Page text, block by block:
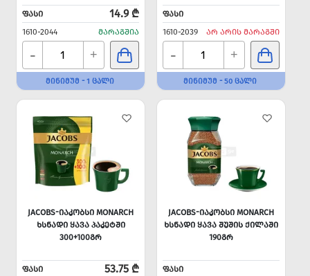
ᲤᲐᲡᲘ 14.9 ₾
1610-2044 ᲛᲐᲠᲐᲒᲨᲘᲐ
- +
ᲛᲘᲜᲘᲛᲣᲛ - 1 ᲪᲐᲚᲘ
ᲤᲐᲡᲘ
1610-2039
ᲐᲠ ᲐᲠᲘᲡ ᲛᲐᲠᲐᲒᲨᲘ
- +
ᲛᲘᲜᲘᲛᲣᲛ - 50 ᲪᲐᲚᲘ
JACOBS-ᲘᲐᲙᲝᲑᲡᲘ MONARCH
ᲮᲡᲜᲐᲓᲘ ᲧᲐᲕᲐ ᲞᲐᲙᲔᲢᲨᲘ
300+100ᲒᲠ
ᲤᲐᲡᲘ 53.75 ₾
JACOBS-ᲘᲐᲙᲝᲑᲡᲘ MONARCH
ᲮᲡᲜᲐᲓᲘ ᲧᲐᲕᲐ ᲨᲣᲨᲘᲡ ᲥᲘᲚᲐᲨᲘ
190ᲒᲠ
ᲤᲐᲡᲘ